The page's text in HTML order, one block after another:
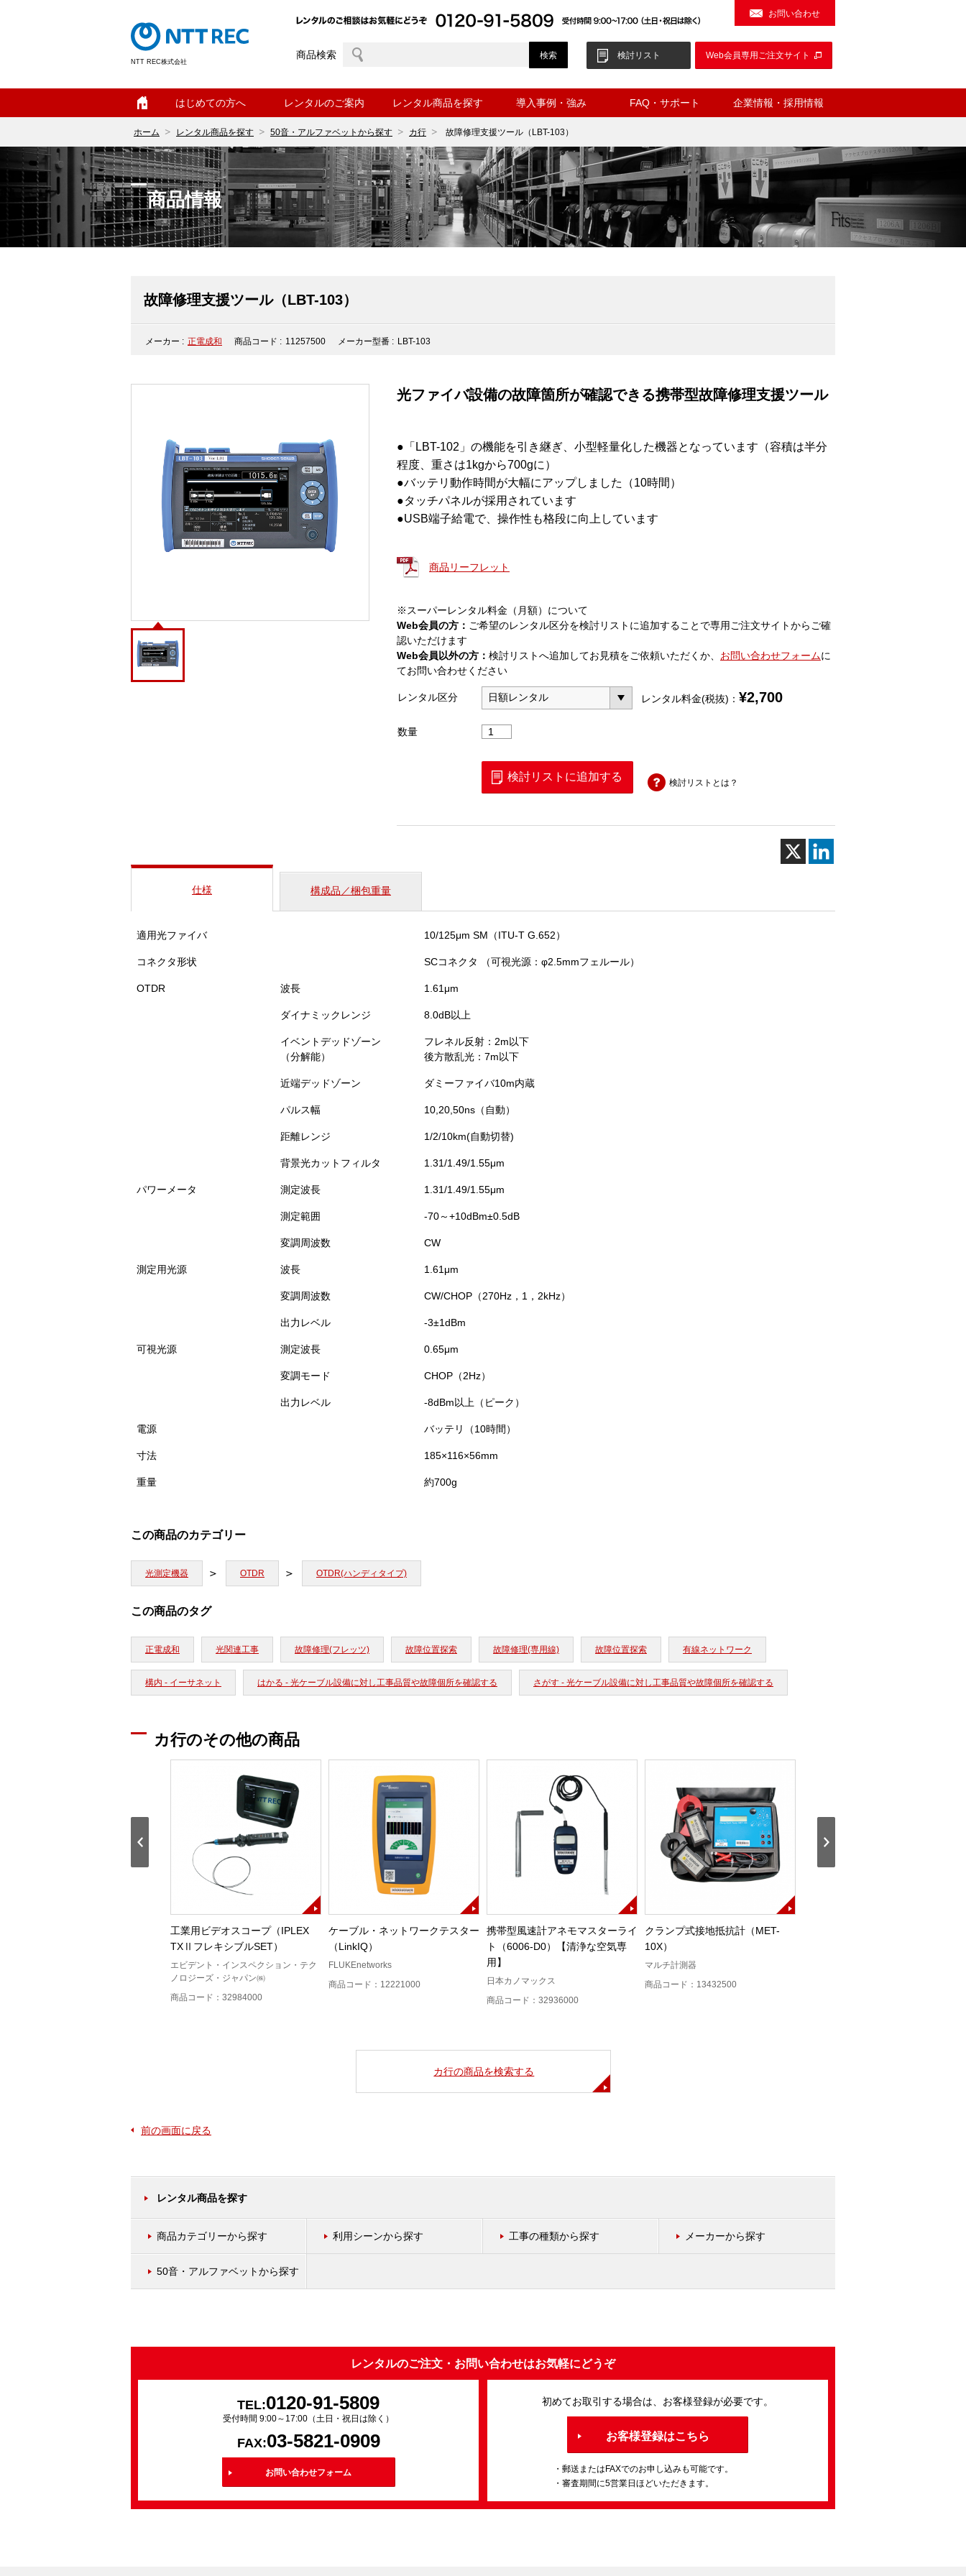
NTT REC株式会社
お問い合わせ
商品検索 検討リスト Web会員専用ご注文サイト
はじめての方へ レンタルのご案内 レンタル商品を探す 導入事例・強み FAQ・サポート 企業情報・採用情報
ホーム レンタル商品を探す 50音・アルファベットから探す カ行 故障修理支援ツール（LBT-103）
商品情報
故障修理支援ツール（LBT-103）
メーカー : 正電成和 商品コード : 11257500 メーカー型番 : LBT-103
光ファイバ設備の故障箇所が確認できる携帯型故障修理支援ツール
●「LBT-102」の機能を引き継ぎ、小型軽量化した機器となっています（容積は半分
程度、重さは1kgから700gに）
●バッテリ動作時間が大幅にアップしました（10時間）
●タッチパネルが採用されています
●USB端子給電で、操作性も格段に向上しています
商品リーフレット
※スーパーレンタル料金（月額）について
Web会員の方： ご希望のレンタル区分を検討リストに追加することで専用ご注文サイトからご確
認いただけます
Web会員以外の方： 検討リストへ追加してお見積をご依頼いただくか、 お問い合わせフォームに
てお問い合わせください
レンタル区分 レンタル料金(税抜)： ¥2,700
数量
故
修
支
検討リストに追加する 検討リストとは？
仕様 構成品／梱包重量
適用光ファイバ 10/125μm SM（ITU-T G.652）
コネクタ形状 SCコネクタ （可視光源：φ2.5mmフェルール）
OTDR 波長 1.61μm
ダイナミックレンジ 8.0dB以上
イベントデッドゾーン
（分解能）
フレネル反射：2m以下
後方散乱光：7m以下
近端デッドゾーン ダミーファイバ10m内蔵
パルス幅 10,20,50ns（自動）
距離レンジ 1/2/10km(自動切替)
背景光カットフィルタ 1.31/1.49/1.55μm
パワーメータ 測定波長 1.31/1.49/1.55μm
測定範囲 -70～+10dBm±0.5dB
変調周波数 CW
測定用光源 波長 1.61μm
変調周波数 CW/CHOP（270Hz，1，2kHz）
出力レベル -3±1dBm
可視光源 測定波長 0.65μm
変調モード CHOP（2Hz）
出力レベル -8dBm以上（ピーク）
電源 バッテリ（10時間）
寸法 185×116×56mm
重量 約700g
この商品のカテゴリー
光測定機器 OTDR OTDR(ハンディタイプ)
この商品のタグ
正電成和 光関連工事 故障修理(フレッツ) 故障位置探索 故障修理(専用線) 故障位置探索 有線ネットワーク
構内 - イーサネット はかる - 光ケーブル設備に対し工事品質や故障個所を確認する さがす - 光ケーブル設備に対し工事品質や故障個所を確認する
カ行のその他の商品
工業用ビデオスコープ（IPLEX
TXⅡフレキシブルSET）
エビデント・インスペクション・テク
ノロジーズ・ジャパン㈱
商品コード：32984000
ケーブル・ネットワークテスター
（LinkIQ）
FLUKEnetworks
商品コード：12221000
携帯型風速計アネモマスターライ
ト（6006-D0）【清浄な空気専
用】
日本カノマックス
商品コード：32936000
クランプ式接地抵抗計（MET-
10X）
マルチ計測器
商品コード：13432500
カ行の商品を検索する
前の画面に戻る
レンタル商品を探す
商品カテゴリーから探す 利用シーンから探す 工事の種類から探す メーカーから探す
50音・アルファベットから探す
レンタルのご注文・お問い合わせはお気軽にどうぞ
TEL:0120-91-5809
受付時間 9:00～17:00（土日・祝日は除く）
FAX:03-5821-0909
お問い合わせフォーム
初めてお取引する場合は、お客様登録が必要です。
お客様登録はこちら
・郵送またはFAXでのお申し込みも可能です。
・審査期間に5営業日ほどいただきます。